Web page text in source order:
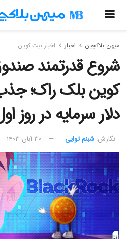
میهن بلاکچین اخبار اخبار بیت کوین
شروع قدرتمند
دلار سرمایه در روز
نگارش:‌ شبنم توایی ۳۰ آبان ۱۴۰۳ - ۱۳:۰۰